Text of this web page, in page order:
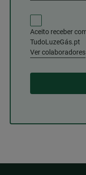
Aceito receber
TudoLuzeGás.pt
Ver colaboradores